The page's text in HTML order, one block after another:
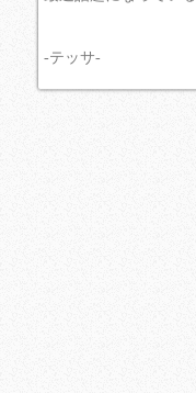
-テッサ-